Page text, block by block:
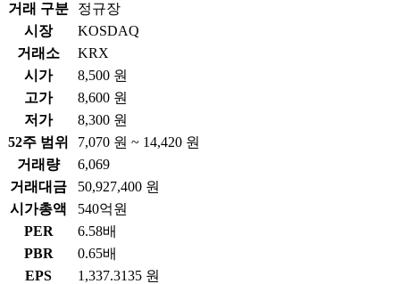
거래 구분
정규장
시장
KOSDAQ
거래소
KRX
시가
8,500 원
고가
8,600 원
저가
8,300 원
52주 범위
7,070 원 ~ 14,420 원
거래량
6,069
거래대금
50,927,400 원
시가총액
540억원
PER
6.58배
PBR
0.65배
EPS
1,337.3135 원